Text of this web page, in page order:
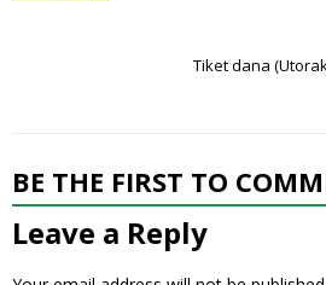
Tiket dana
BE THE FIRST TO
Leave a Reply